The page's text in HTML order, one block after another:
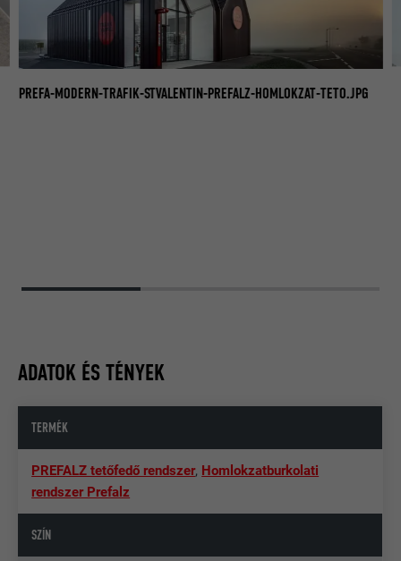
PREFA-MODERN-TRAFIK-STVALENTIN-PREFALZ-HOMLOKZAT-TETO.JPG
ADATOK ÉS TÉNYEK
TERMÉK
PREFALZ tetőfedő rendszer, Homlokzatburkolati
rendszer Prefalz
SZÍN